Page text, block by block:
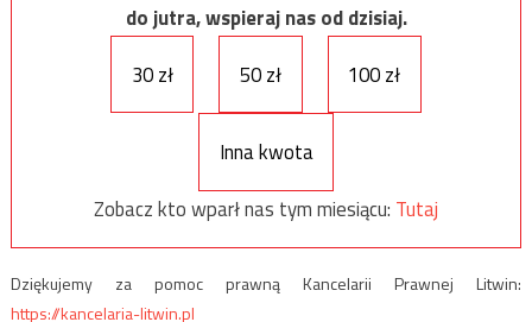
do jutra, wspieraj nas od dzisiaj.
30 zł
50 zł 100 zł
Inna kwota
Zobacz kto wparł nas tym miesiącu: Tutaj
Dziękujemy za pomoc prawną Kancelarii Prawnej Litwin:
https://kancelaria-litwin.pl